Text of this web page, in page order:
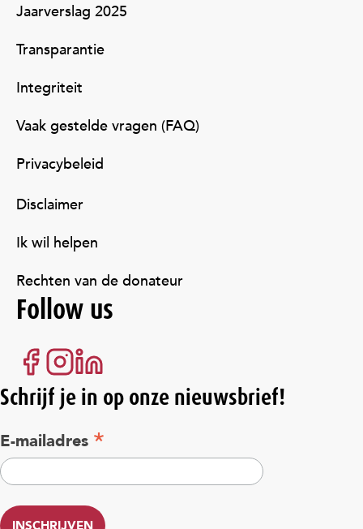
Jaarverslag 2025
Transparantie
Integriteit
Vaak gestelde vragen (FAQ)
Privacybeleid
Disclaimer
Ik wil helpen
Rechten van de donateur
Follow us
Schrijf je in op onze nieuwsbrief!
E-mailadres *